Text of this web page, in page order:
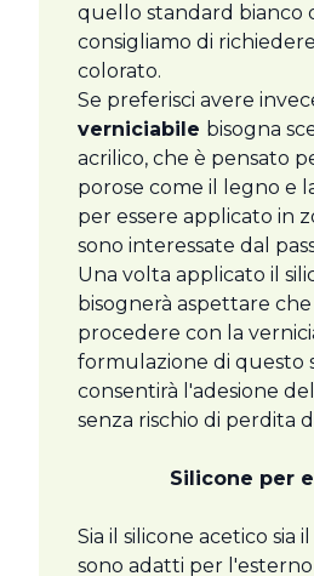
quello standard bianco
consigliamo di
colorato.
Se preferisci avere
verniciabile bisogna
acrilico, che è pensato
porose come il legno e
per essere applicato in
sono interessate dal
Una volta applicato il
bisognerà aspettare
procedere con la
formulazione di questo
consentirà l'adesione
senza rischio di perdita
Silicone per
Sia il silicone acetico sia
sono adatti per